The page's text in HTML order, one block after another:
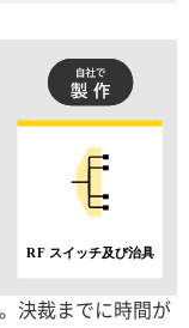
決裁までに時間が